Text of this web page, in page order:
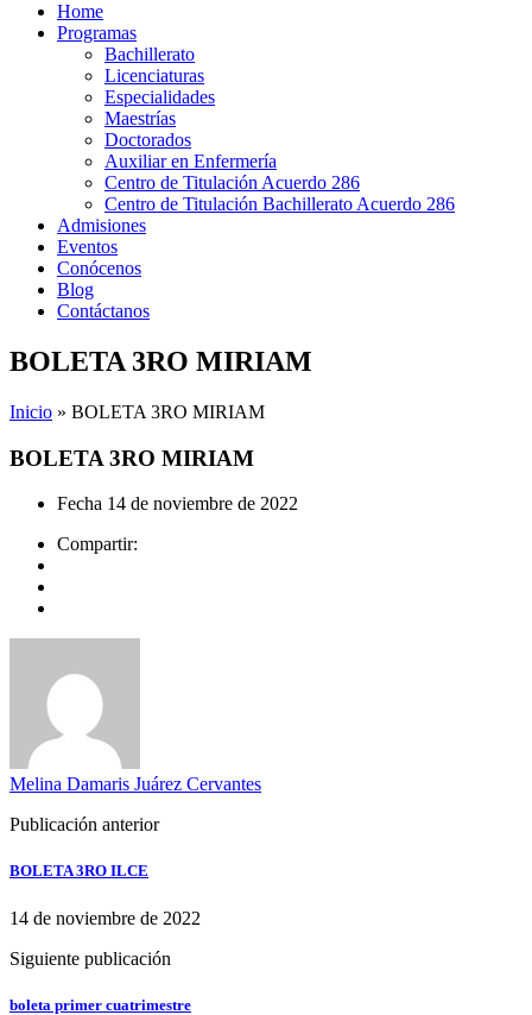
Home
Programas
Bachillerato
Licenciaturas
Especialidades
Maestrías
Doctorados
Auxiliar en Enfermería
Centro de Titulación Acuerdo 286
Centro de Titulación Bachillerato Acuerdo 286
Admisiones
Eventos
Conócenos
Blog
Contáctanos
BOLETA 3RO MIRIAM
Inicio » BOLETA 3RO MIRIAM
BOLETA 3RO MIRIAM
Fecha 14 de noviembre de 2022
Compartir:
Melina Damaris Juárez Cervantes
Publicación anterior
BOLETA 3RO ILCE
14 de noviembre de 2022
Siguiente publicación
boleta primer cuatrimestre